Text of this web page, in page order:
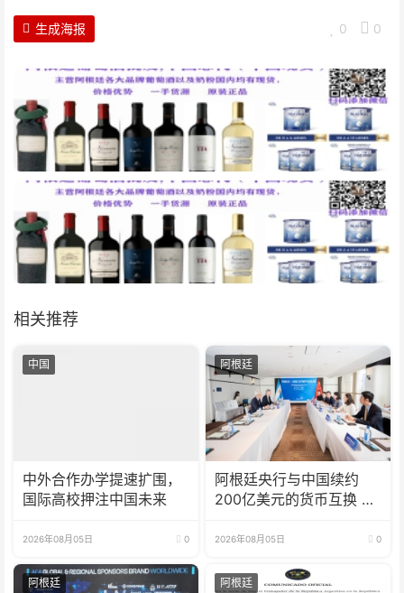
0 0
生成海报
相关推荐
中国
中外合作办学提速扩围，
国际高校押注中国未来
2026年08月05日 0
阿根廷
阿根廷央行与中国续约
200亿美元的货币互换 有
2026年08月05日 0
阿根廷 阿根廷